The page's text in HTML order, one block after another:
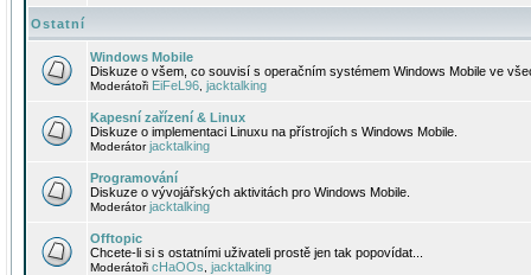
Ostatní
Windows Mobile
Diskuze o všem, co souvisí s operačním systémem Windows Mobile ve
Moderátoři EiFeL96 jacktalking
Kapesní zařízení & Linux
Diskuze o implementaci Linuxu na přístrojích s Windows Mobile.
Moderátorjacktalking
Programování
Diskuze o vývojářských aktivitách pro Windows Mobile.
Moderátorjacktalking
Offtopic
Chcete-li si s ostatními uživateli prostě jen tak popovídat...
Moderátoři cHaOOs jacktalking